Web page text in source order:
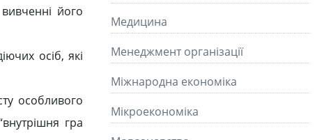
його
осіб, які
особливого
гра
Медицина
Менеджмент організації
Міжнародна економіка
Мікроекономіка